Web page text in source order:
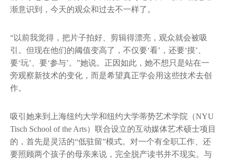
渐意识到，今天的观众和过去不一样了。
“以前我觉得，把片子拍好、剪辑得漂亮，观众就会被吸
引。但现在他们的阈值变高了，不仅要‘看’，还要‘摸’、
要‘玩’、要‘参与’。”她说。正因如此，她不想只是站在一
旁观察新技术的变化，而是希望真正学会用这些技术去创
作。
吸引她来到上海纽约大学和纽约大学蒂势艺术学院（NYU
Tisch School of the Arts）联合设立的互动媒体艺术硕士项目
的，首先是灵活的“低驻留”模式。对一个有全职工作、还
要照顾两个孩子的母亲来说，完全脱产读书并不现实。与